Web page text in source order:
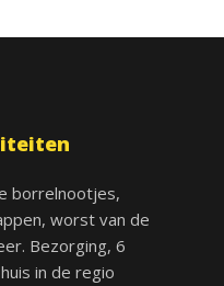
borrelnootjes,
worst van de
Bezorging, 6
in de regio